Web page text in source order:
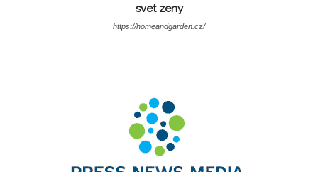
svet zeny
https://homeandgarden.cz/